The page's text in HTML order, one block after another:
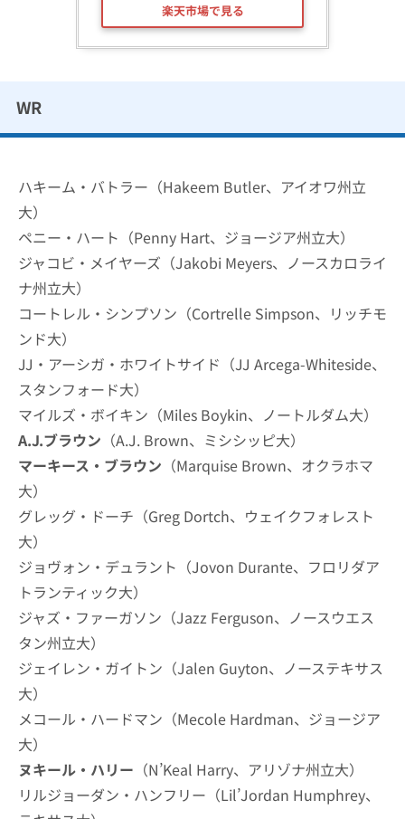
楽天市場で見る
WR
ハキーム・バトラー（Hakeem Butler、アイオワ州立
大）
ペニー・ハート（Penny Hart、ジョージア州立大）
ジャコビ・メイヤーズ（Jakobi Meyers、ノースカロライ
ナ州立大）
コートレル・シンプソン（Cortrelle Simpson、リッチモ
ンド大）
JJ・アーシガ・ホワイトサイド（JJ Arcega-Whiteside、
スタンフォード大）
マイルズ・ボイキン（Miles Boykin、ノートルダム大）
A.J.ブラウン （A.J. Brown、ミシシッピ大）
マーキース・ブラウン （Marquise Brown、オクラホマ
大）
グレッグ・ドーチ（Greg Dortch、ウェイクフォレスト
大）
ジョヴォン・デュラント（Jovon Durante、フロリダア
トランティック大）
ジャズ・ファーガソン（Jazz Ferguson、ノースウエス
タン州立大）
ジェイレン・ガイトン（Jalen Guyton、ノーステキサス
大）
メコール・ハードマン（Mecole Hardman、ジョージア
大）
ヌキール・ハリー （N’Keal Harry、アリゾナ州立大）
リルジョーダン・ハンフリー（Lil’Jordan Humphrey、